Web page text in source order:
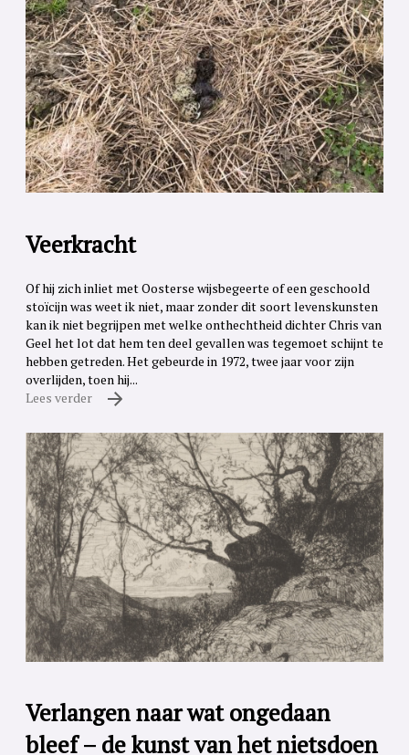
Veerkracht
Of hij zich inliet met Oosterse wijsbegeerte of een geschoold
stoïcijn was weet ik niet, maar zonder dit soort levenskunsten
kan ik niet begrijpen met welke onthechtheid dichter Chris van
Geel het lot dat hem ten deel gevallen was tegemoet schijnt te
hebben getreden. Het gebeurde in 1972, twee jaar voor zijn
overlijden, toen hij...
Lees verder
Verlangen naar wat ongedaan
bleef – de kunst van het nietsdoen